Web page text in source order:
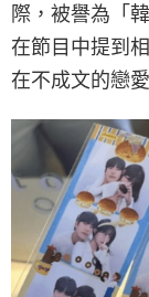
際，被譽為「
在節目中提到
在不成文的戀